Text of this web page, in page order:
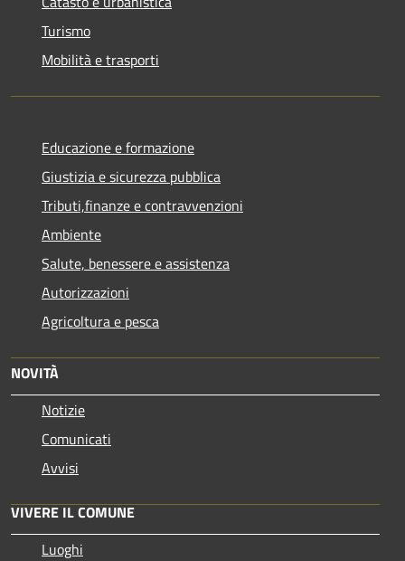
Turismo
Mobilità e trasporti
Educazione e formazione
Giustizia e sicurezza pubblica
Tributi,finanze e contravvenzioni
Ambiente
Salute, benessere e assistenza
Autorizzazioni
Agricoltura e pesca
NOVITÀ
Notizie
Comunicati
Avvisi
VIVERE IL COMUNE
Luoghi